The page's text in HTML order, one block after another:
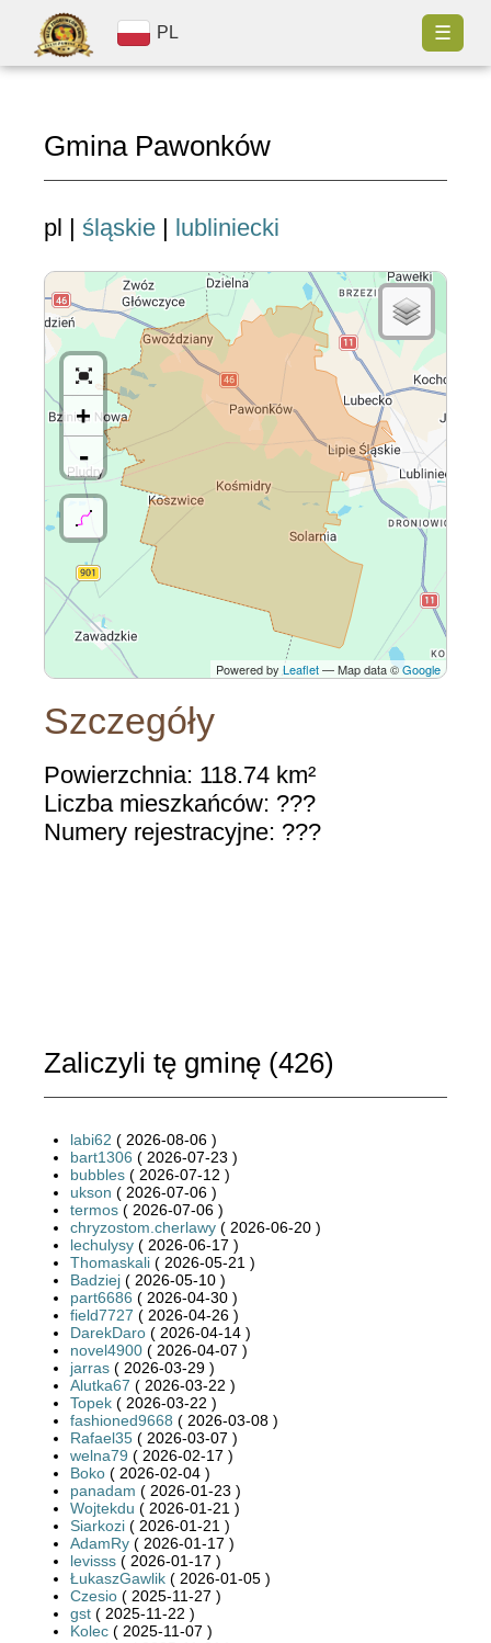
PL ☰
Gmina Pawonków
pl | śląskie | lubliniecki
+
-
Powered by Leaflet— Map data ©Google
Szczegóły
Powierzchnia: 118.74 km²
Liczba mieszkańców: ???
Numery rejestracyjne: ???
Zaliczyli tę gminę (426)
labi62 ( 2026-08-06 )
bart1306 ( 2026-07-23 )
bubbles ( 2026-07-12 )
ukson ( 2026-07-06 )
termos ( 2026-07-06 )
chryzostom.cherlawy ( 2026-06-20 )
lechulysy ( 2026-06-17 )
Thomaskali ( 2026-05-21 )
Badziej ( 2026-05-10 )
part6686 ( 2026-04-30 )
field7727 ( 2026-04-26 )
DarekDaro ( 2026-04-14 )
novel4900 ( 2026-04-07 )
jarras ( 2026-03-29 )
Alutka67 ( 2026-03-22 )
Topek ( 2026-03-22 )
fashioned9668 ( 2026-03-08 )
Rafael35 ( 2026-03-07 )
welna79 ( 2026-02-17 )
Boko ( 2026-02-04 )
panadam ( 2026-01-23 )
Wojtekdu ( 2026-01-21 )
Siarkozi ( 2026-01-21 )
AdamRy ( 2026-01-17 )
levisss ( 2026-01-17 )
ŁukaszGawlik ( 2026-01-05 )
Czesio ( 2025-11-27 )
gst ( 2025-11-22 )
Kolec ( 2025-11-07 )